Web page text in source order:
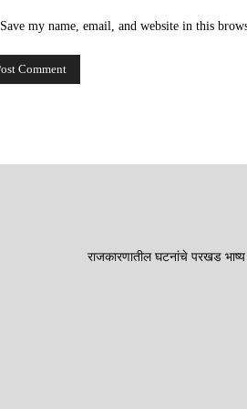
Save my name, email, and website in this
राजकारणातील घटनांचे परखड भाष्य